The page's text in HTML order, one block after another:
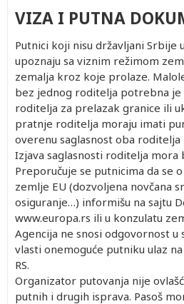
VIZA I PUTNA
Putnici koji nisu državljani Srbije
upoznaju sa viznim režimom
zemalja kroz koje prolaze.
bez jednog roditelja potrebna je
roditelja za prelazak granice ili
pratnje roditelja moraju imati
overenu saglasnost oba
Izjava saglasnosti roditelja
Preporučuje se putnicima da se
zemlje EU (dozvoljena novčana
osiguranje…) informišu na sajtu
www.europa.rs ili u konzulatu
Agencija ne snosi odgovornost u
vlasti onemoguće putniku ulaz
RS.
Organizator putovanja nije
putnih i drugih isprava. Pasoš